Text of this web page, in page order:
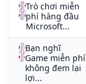
Trò chơi miễn
phí hàng đầu
Microsoft...
Bạn nghĩ
Game miễn phí
không đem lại
lợi...